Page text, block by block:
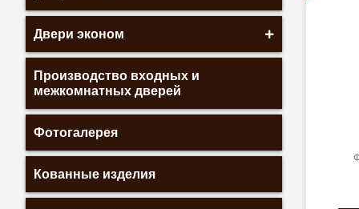
Двери эконом
Производство входных и
межкомнатных дверей
Фотогалерея
Кованные изделия